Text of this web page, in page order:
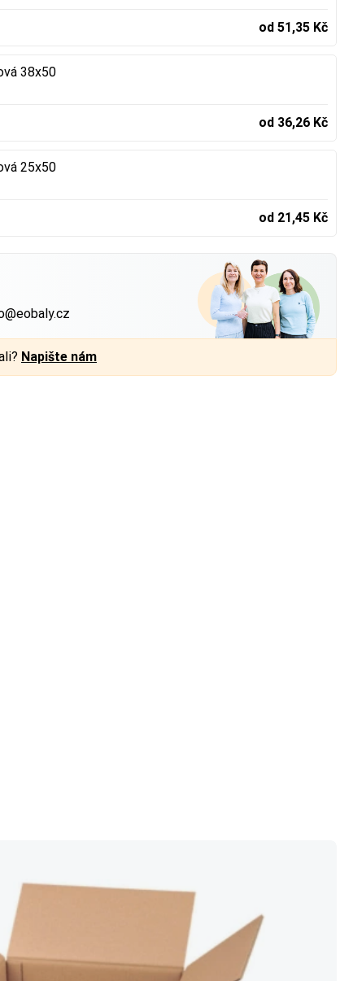
od 51,35 Kč
38x50
od 36,26 Kč
25x50
od 21,45 Kč
Napište nám